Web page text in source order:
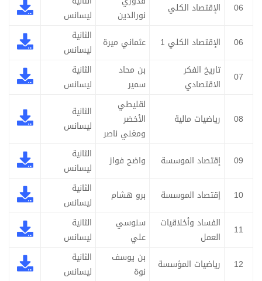
06 الإقتصاد الكلي
نورالدين
ليسانس
06
الإقتصاد الكلي 1 عثماني ميرة
الثانية
ليسانس
07
تاريخ الفكر
الاقتصادي
بن محاد
سمير
الثانية
ليسانس
08 رياضيات مالية
لقليطي
الأخضر
ومغني ناصر
الثانية
ليسانس
09 إقتصاد الموسسة واضح فواز
الثانية
ليسانس
10
إقتصاد الموسسة برو هشام
الثانية
ليسانس
11
الفساد وأخلاقيات
العمل
سنوسي
علي
الثانية
ليسانس
12
رياضيات المؤسسة
بن يوسف
نوة
الثانية
ليسانس